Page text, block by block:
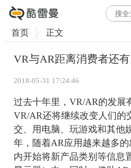
首页 正文
VR与AR距离消费者还
2018-05-31 17:24:46
过去十年里，VR/AR的发展
VR/AR还将继续改变人们的
交、用电脑、玩游戏和其他
年，随着AR应用越来越多
内开始将新产品类别等信息